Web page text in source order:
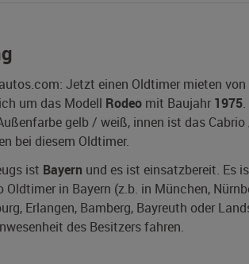
Jetzt einen Oldtimer mieten von
um das Modell Rodeo mit Baujahr 1975
gelb / weiß, innen ist das
bei diesem Oldtimer.
ist Bayern und es ist einsatzbereit. Es
Oldtimer in Bayern (z.b. in München,
Erlangen, Bamberg, Bayreuth oder
des Besitzers fahren.